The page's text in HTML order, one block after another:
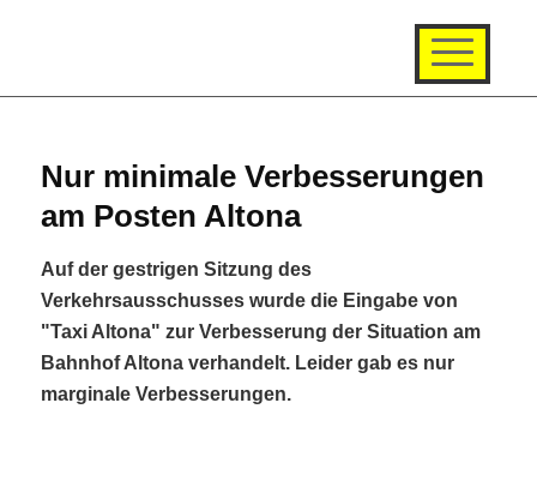
Nur minimale Verbesserungen
am Posten Altona
Auf der gestrigen Sitzung des
Verkehrsausschusses wurde die Eingabe von
"Taxi Altona" zur Verbesserung der Situation am
Bahnhof Altona verhandelt. Leider gab es nur
marginale Verbesserungen.